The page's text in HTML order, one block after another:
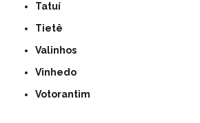
Tatuí
Tietê
Valinhos
Vinhedo
Votorantim